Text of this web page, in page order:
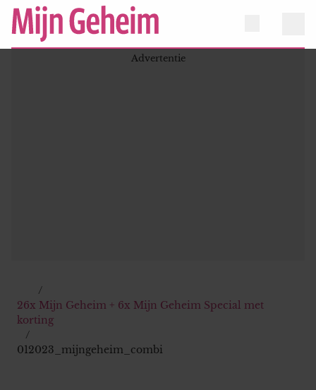
26x Mijn Geheim + 6x Mijn Geheim Special met
korting
012023_mijngeheim_combi